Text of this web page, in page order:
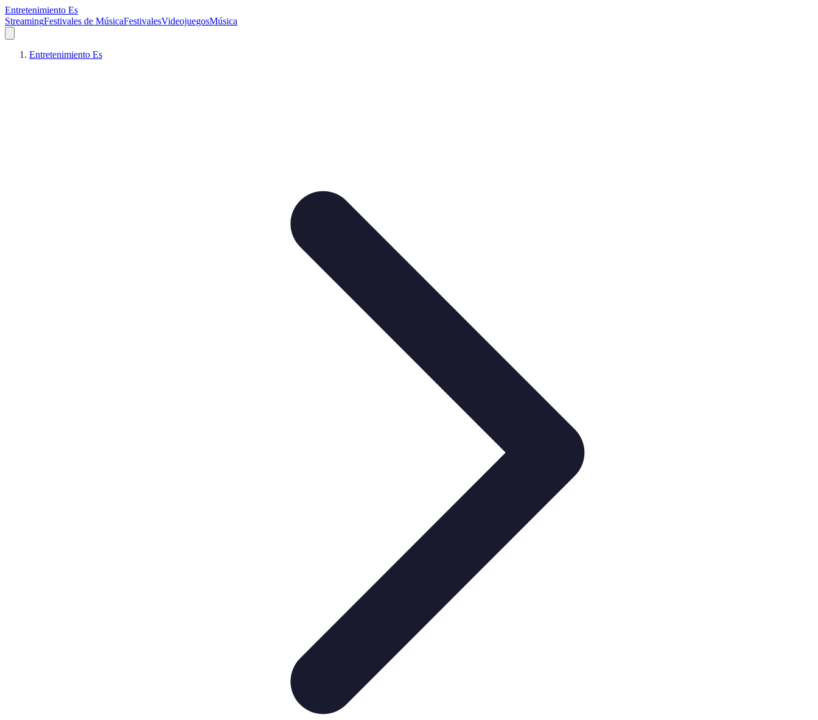
Entretenimiento Es
StreamingFestivales de MúsicaFestivalesVideojuegosMúsica
Entretenimiento Es